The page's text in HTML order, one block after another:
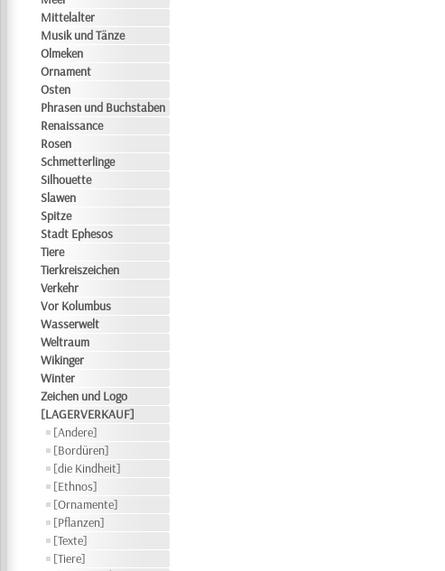
Mittelalter
Musik und Tänze
Olmeken
Ornament
Osten
Phrasen und Buchstaben
Renaissance
Rosen
Schmetterlinge
Silhouette
Slawen
Spitze
Stadt Ephesos
Tiere
Tierkreiszeichen
Verkehr
Vor Kolumbus
Wasserwelt
Weltraum
Wikinger
Winter
Zeichen und Logo
[LAGERVERKAUF]
[Andere]
[Bordüren]
[die Kindheit]
[Ethnos]
[Ornamente]
[Pflanzen]
[Texte]
[Tiere]